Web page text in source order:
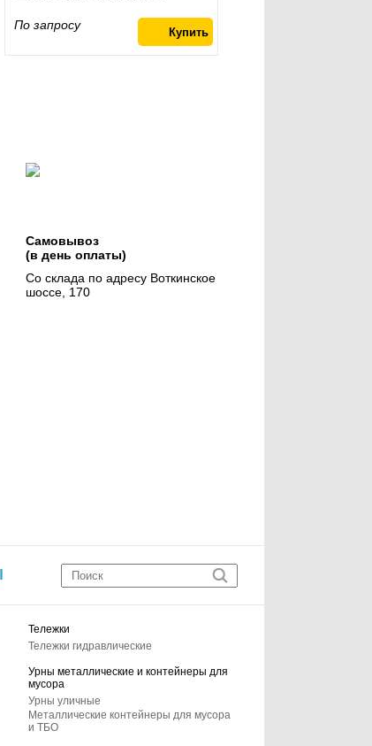
По запросу
Самовывоз
(в день оплаты)
Со склада по адресу Воткинское
шоссе, 170
Тележки
Тележки гидравлические
Урны металлические и контейнеры для
мусора
Урны уличные
Металлические контейнеры для мусора
и ТБО